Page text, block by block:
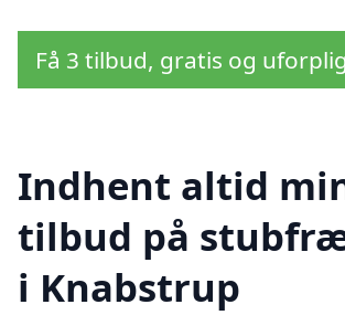
Få 3 tilbud, gratis og
Indhent altid
tilbud på
i Knabstrup